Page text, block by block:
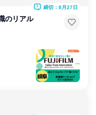
のリアル
締切：8月27日